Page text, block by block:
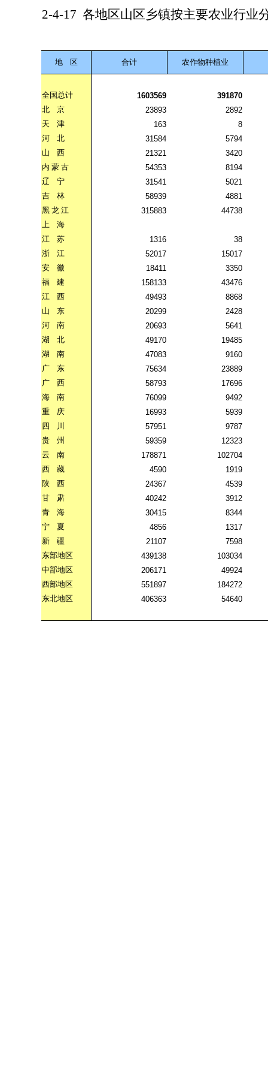
2-4-17 各地区山区乡镇按主要农业行业
地 区 合计 农作物种植业
全国总计 1603569
391870
北
京 23893
2892
天
津 163
8
河
北 31584
5794
山
西 21321
3420
内 蒙 古 54353
8194
辽
宁 31541
5021
吉
林 58939
4881
黑 龙 江 315883
44738
上
海
江
苏 1316
38
浙
江 52017
15017
安
徽 18411
3350
福
建 158133
43476
江
西 49493
8868
山
东 20299
2428
河
南 20693
5641
湖
北 49170
19485
湖
南 47083
9160
广
东 75634
23889
广
西 58793
17696
海
南 76099
9492
重
庆 16993
5939
四
川 57951
9787
贵
州 59359
12323
云
南 178871
102704
西
藏 4590
1919
陕
西 24367
4539
甘
肃 40242
3912
青
海 30415
8344
宁
夏 4856
1317
新
疆 21107
7598
东部地区
439138
103034
中部地区
206171
49924
西部地区
551897
184272
东北地区
406363 54640